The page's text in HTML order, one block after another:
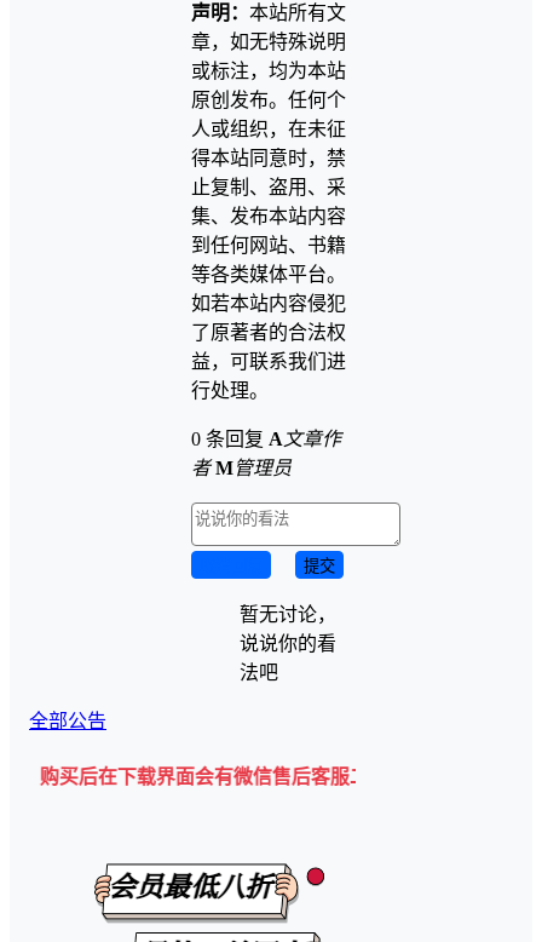
声明： 本站所有文
章，如无特殊说明
或标注，均为本站
原创发布。任何个
人或组织，在未征
得本站同意时，禁
止复制、盗用、采
集、发布本站内容
到任何网站、书籍
等各类媒体平台。
如若本站内容侵犯
了原著者的合法权
益，可联系我们进
行处理。
0 条回复 A 文章作
者 M管理员
提交
暂无讨论，
说说你的看
法吧
全部公告
下载界面会有微信售后客服二维码💡